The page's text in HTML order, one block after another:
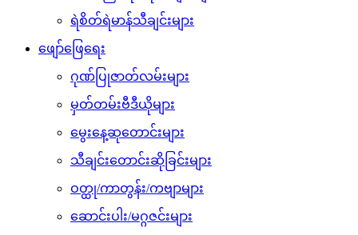
ရဲစိတ်ရဲမာန်သီချင်းများ
ဖျော်ဖြေရေး
ဂုဏ်ပြုဇာတ်လမ်းများ
မှတ်တမ်းဗီဒီယိုများ
မွေးနေ့ဆုတောင်းများ
သီချင်းတောင်းဆိုခြင်းများ
ဝတ္ထု/ကာတွန်း/ကဗျာများ
ဆောင်းပါး/မဂ္ဂဇင်းများ